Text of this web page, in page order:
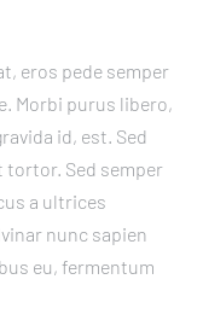
eros pede semper
Morbi purus libero,
id, est. Sed
tortor. Sed semper
a ultrices
nunc sapien
eu, fermentum